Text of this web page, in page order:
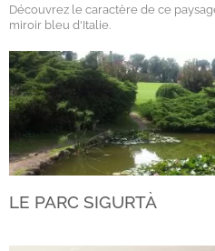
Découvrez le caractère de ce
miroir bleu d'Italie.
LE PARC SIGURTÀ